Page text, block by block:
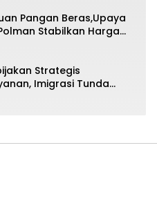
Pangan Beras,Upaya
Stabilkan Harga
Strategis
Imigrasi Tunda
Putih